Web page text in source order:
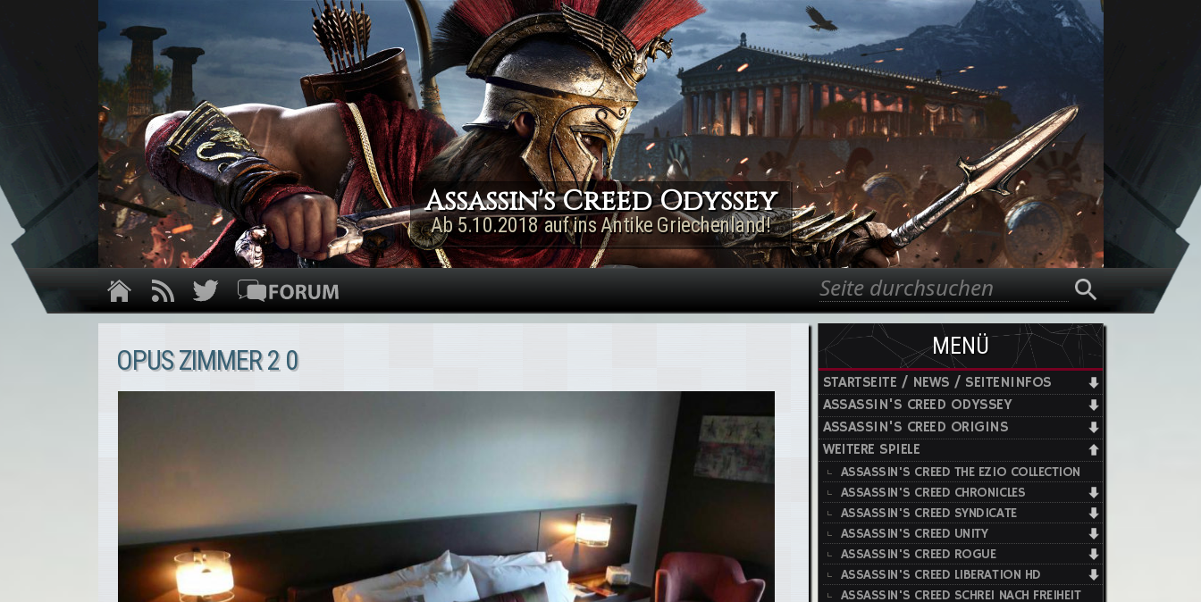
Direkt zum Inhalt
Assassin's Creed Rogue
Remastered
Jetzt für PS4 & Xbox One!
Suchformular
Suche
OPUS ZIMMER 2 0 MENÜ
STARTSEITE / NEWS / SEITENINFOS
ASSASSIN'S CREED ODYSSEY
ASSASSIN'S CREED ORIGINS
WEITERE SPIELE
ASSASSIN'S CREED THE EZIO COLLECTION
ASSASSIN'S CREED CHRONICLES
ASSASSIN'S CREED SYNDICATE
ASSASSIN'S CREED UNITY
ASSASSIN'S CREED ROGUE
ASSASSIN'S CREED LIBERATION HD
ASSASSIN'S CREED SCHREI NACH FREIHEIT